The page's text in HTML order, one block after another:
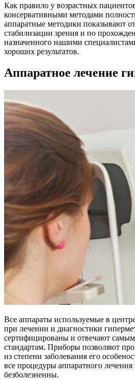
Как правило у возрастных
консервативными методами
аппаратные методики показывают
стабилизации зрения и по
назначенного нашими
хороших результатов.
Аппаратное лечение
Все аппараты используемые в
при лечении и диагностики
сертифицированы и отвечают
стандартам. Приборы позволяют
из степени заболевания его
все процедуры аппаратного
безболезненны.